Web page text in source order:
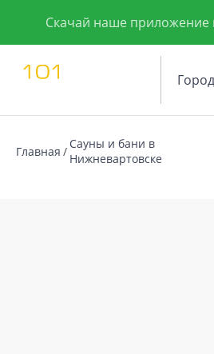
Скачай наше
Главная
Сауны и бани в
Нижневартовске